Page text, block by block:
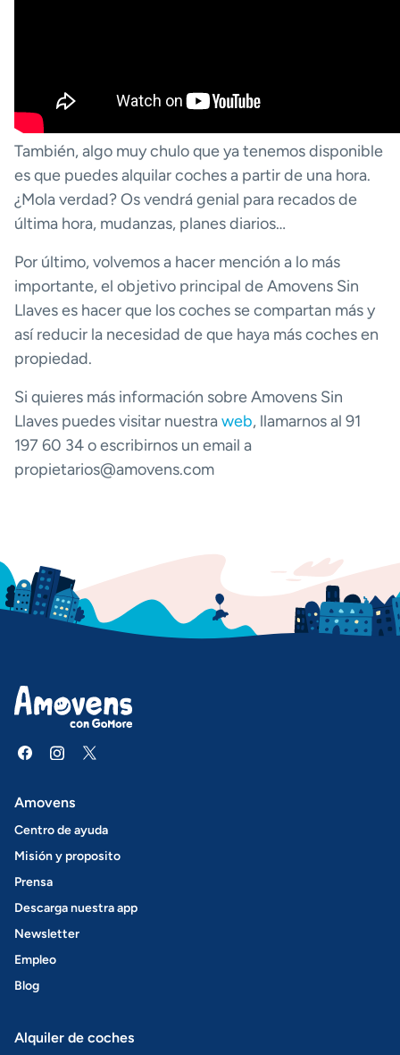
También, algo muy chulo que ya tenemos disponible
es que puedes alquilar coches a partir de una hora.
¿Mola verdad? Os vendrá genial para recados de
última hora, mudanzas, planes diarios…
Por último, volvemos a hacer mención a lo más
importante, el objetivo principal de Amovens Sin
Llaves es hacer que los coches se compartan más y
así reducir la necesidad de que haya más coches en
propiedad.
Si quieres más información sobre Amovens Sin
Llaves puedes visitar nuestraweb, llamarnos al 91
197 60 34 o escribirnos un email a
propietarios@amovens.com
Amovens
Centro de ayuda
Misión y proposito
Prensa
Descarga nuestra app
Newsletter
Empleo
Blog
Alquiler de coches